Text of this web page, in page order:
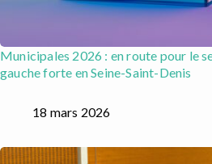
Municipales 2026 : en route pour le
gauche forte en Seine-Saint-Denis
18 mars 2026